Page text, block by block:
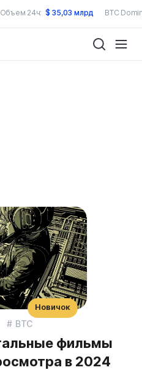
Объем 24ч: $ 35,03 млрд BTC
BTC
фильмы
в 2024
Новичок